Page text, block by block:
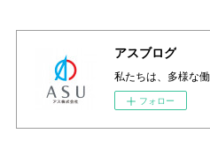
アスブログ
私たちは、多様な
フォロー